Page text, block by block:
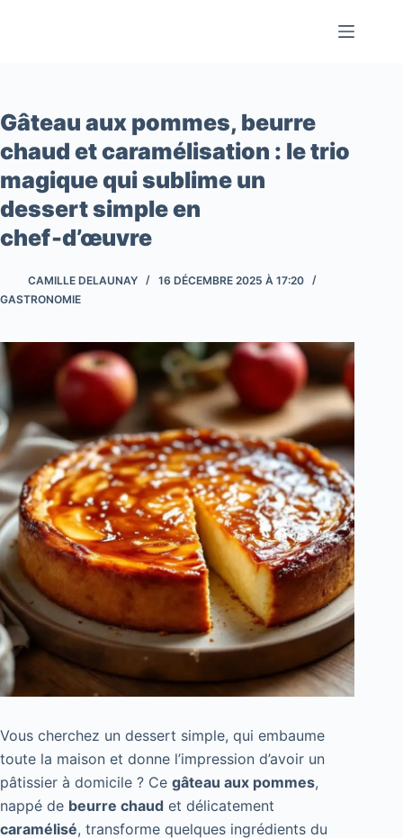
Gâteau aux pommes, beurre
chaud et caramélisation : le trio
magique qui sublime un
dessert simple en
chef‑d’œuvre
CAMILLE DELAUNAY
16 DÉCEMBRE 2025 À 17:20
GASTRONOMIE
Vous cherchez un dessert simple, qui embaume
toute la maison et donne l’impression d’avoir un
pâtissier à domicile ? Ce gâteau aux pommes,
nappé de beurre chaud et délicatement
caramélisé, transforme quelques ingrédients du